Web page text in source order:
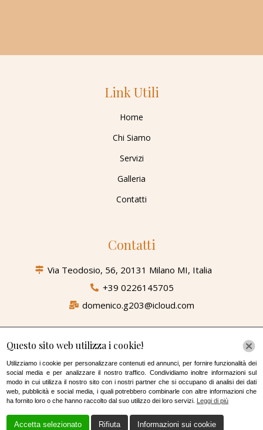
Link Utili
Home
Chi Siamo
Servizi
Galleria
Contatti
Contatti
Via Teodosio, 56, 20131 Milano MI, Italia
+39 0226145705
domenico.g203@icloud.com
Orari Lavorativi
Lunedi – Domenica
07:00 AM – 19.00 PM Mercoledi Chiso
Cookie Policy|Privacy Policy
Questo sito web utilizza i cookie!
Utilizziamo i cookie per personalizzare contenuti ed annunci, per fornire funzionalità dei
social media e per analizzare il nostro traffico. Condividiamo inoltre informazioni sul
modo in cui utilizza il nostro sito con i nostri partner che si occupano di analisi dei dati
web, pubblicità e social media, i quali potrebbero combinarle con altre informazioni che
ha fornito loro o che hanno raccolto dal suo utilizzo dei loro servizi. Leggi di più
Accetta selezionato Rifiuta Informazioni sui cookie